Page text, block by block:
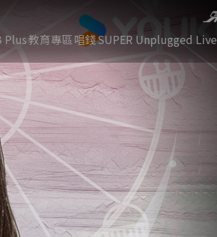
Plus教育專區唱錢SUPER Unplugged Live